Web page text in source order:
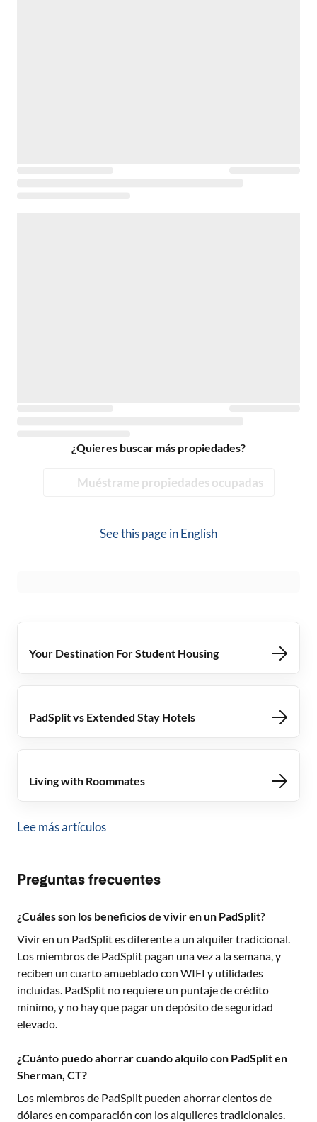
¿Quieres buscar más propiedades?
Muéstrame propiedades ocupadas
See this page inEnglish
Your Destination For Student Housing
PadSplit vs Extended Stay Hotels
Living with Roommates
Lee más artículos
Preguntas frecuentes
¿Cuáles son los beneficios de vivir en un PadSplit?
Vivir en un PadSplit es diferente a un alquiler tradicional.
Los miembros de PadSplit pagan una vez a la semana, y
reciben un cuarto amueblado con WIFI y utilidades
incluidas. PadSplit no requiere un puntaje de crédito
mínimo, y no hay que pagar un depósito de seguridad
elevado.
¿Cuánto puedo ahorrar cuando alquilo con PadSplit en
Sherman, CT?
Los miembros de PadSplit pueden ahorrar cientos de
dólares en comparación con los alquileres tradicionales.